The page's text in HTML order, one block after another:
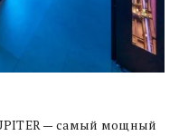
— самый мощный